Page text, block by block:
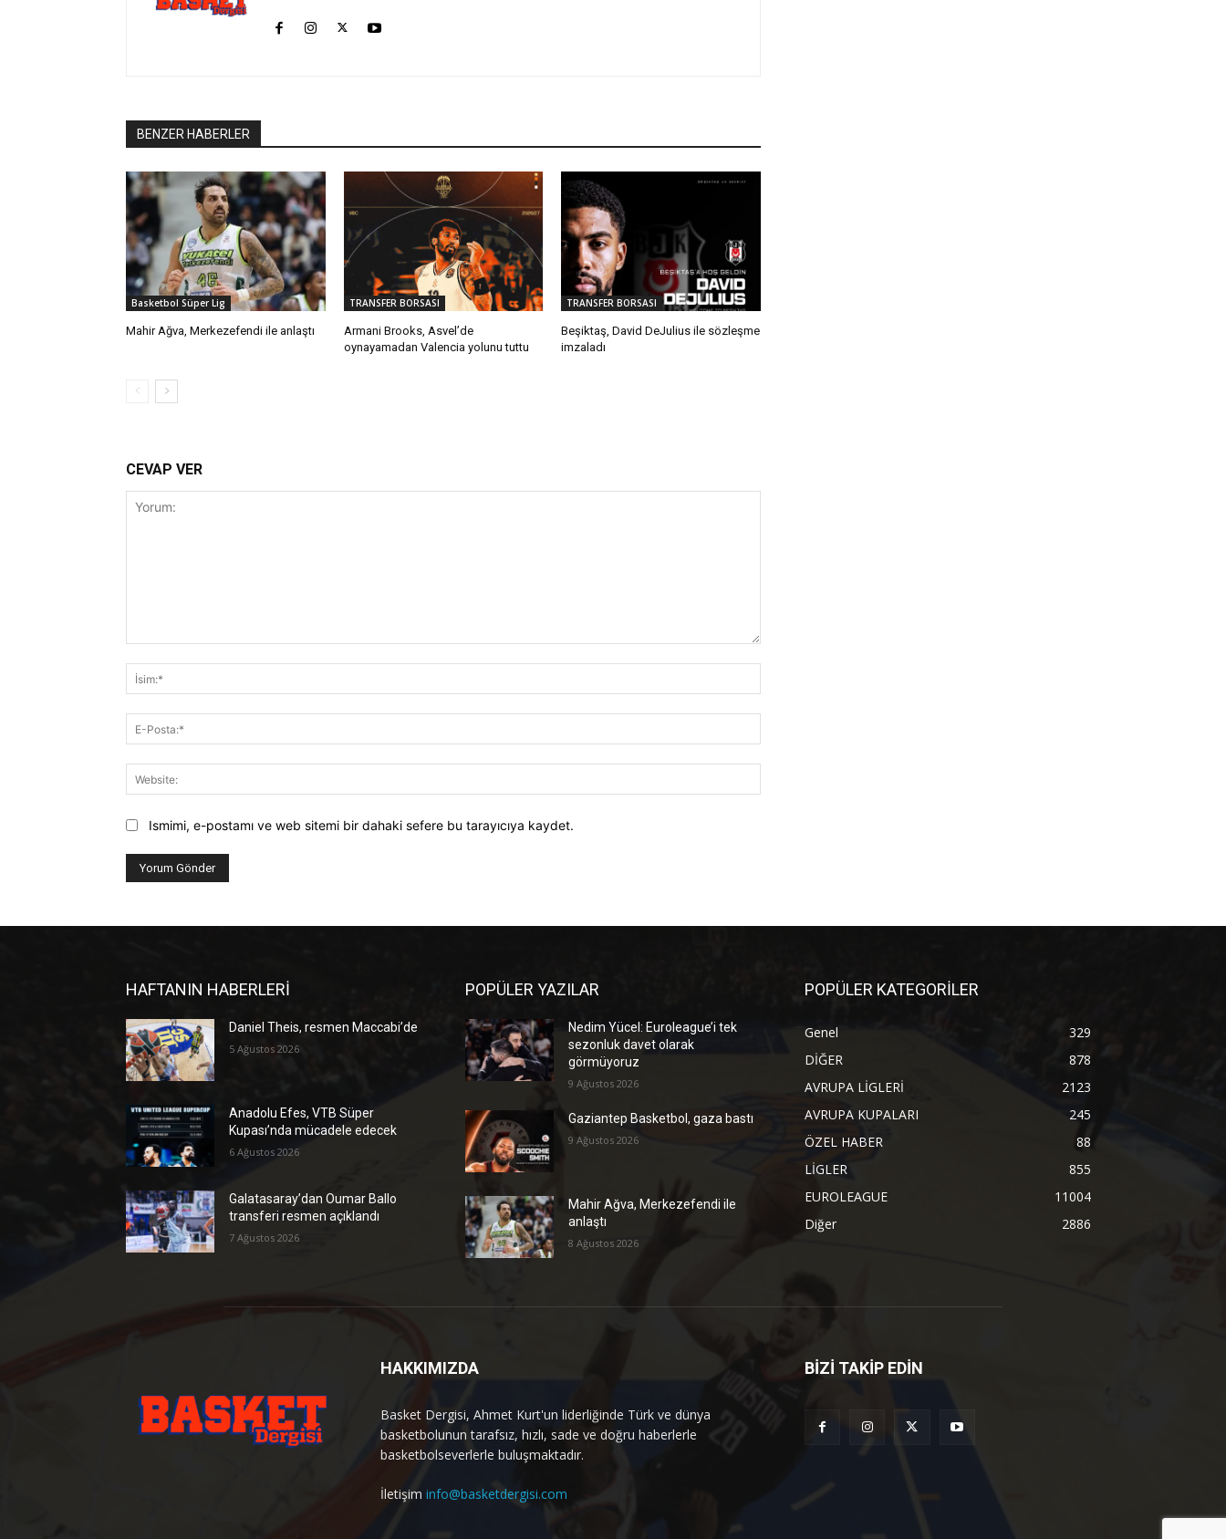
BENZER HABERLER
Basketbol Süper Lig
Mahir Ağva, Merkezefendi ile anlaştı
TRANSFER BORSASI
Armani Brooks, Asvel’de
oynayamadan Valencia yolunu tuttu
TRANSFER BORSASI
Beşiktaş, David DeJulius ile sözleşme
imzaladı
CEVAP VER
Posta:*
Ismimi, e-postamı ve web sitemi bir dahaki sefere bu tarayıcıya kaydet.
HAFTANIN HABERLERİ
Daniel Theis, resmen Maccabi’de
5 Ağustos 2026
Anadolu Efes, VTB Süper
Kupası’nda mücadele edecek
6 Ağustos 2026
Galatasaray’dan Oumar Ballo
transferi resmen açıklandı
7 Ağustos 2026
POPÜLER YAZILAR
Nedim Yücel: Euroleague’i tek
sezonluk davet olarak
görmüyoruz
9 Ağustos 2026
Gaziantep Basketbol, gaza bastı
9 Ağustos 2026
Mahir Ağva, Merkezefendi ile
anlaştı
8 Ağustos 2026
POPÜLER KATEGORİLER
Genel
329
DİĞER
878
AVRUPA LİGLERİ
2123
AVRUPA KUPALARI
245
ÖZEL HABER
88
LİGLER
855
EUROLEAGUE
11004
Diğer
2886
HAKKIMIZDA
Basket Dergisi, Ahmet Kurt'un liderliğinde Türk ve dünya
basketbolunun tarafsız, hızlı, sade ve doğru haberlerle
basketbolseverlerle buluşmaktadır.
İletişim info@basketdergisi.com
BİZİ TAKİP EDİN